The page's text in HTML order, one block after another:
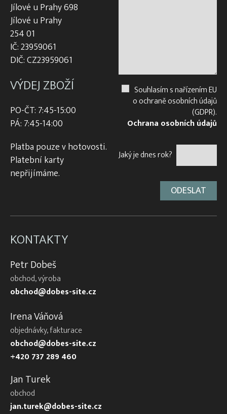
Jílové u Prahy 698
Jílové u Prahy
254 01
IČ: 23959061
DIČ: CZ23959061
VÝDEJ ZBOŽÍ
PO-ČT: 7:45-15:00
PÁ: 7:45-14:00
Platba pouze v hotovosti.
Platební karty
nepřijímáme.
Souhlasím s nařízením EU
o ochraně osobních údajů
(GDPR).
Ochrana osobních údajů
Jaký je dnes rok?
KONTAKTY
Petr Dobeš
obchod, výroba
obchod@dobes-site.cz
Irena Váňová
objednávky, fakturace
obchod@dobes-site.cz
+420 737 289 460
Jan Turek
obchod
jan.turek@dobes-site.cz